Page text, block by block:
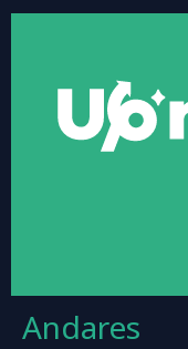
contenido
Andares